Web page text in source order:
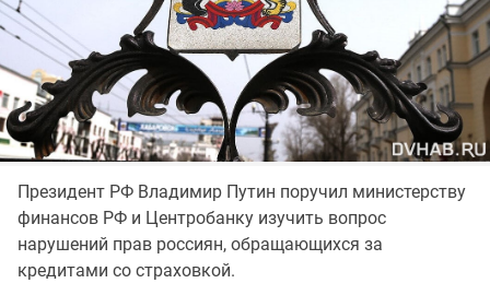
Президент РФ Владимир Путин поручил министерству
финансов РФ и Центробанку изучить вопрос
нарушений прав россиян, обращающихся за
кредитами со страховкой.